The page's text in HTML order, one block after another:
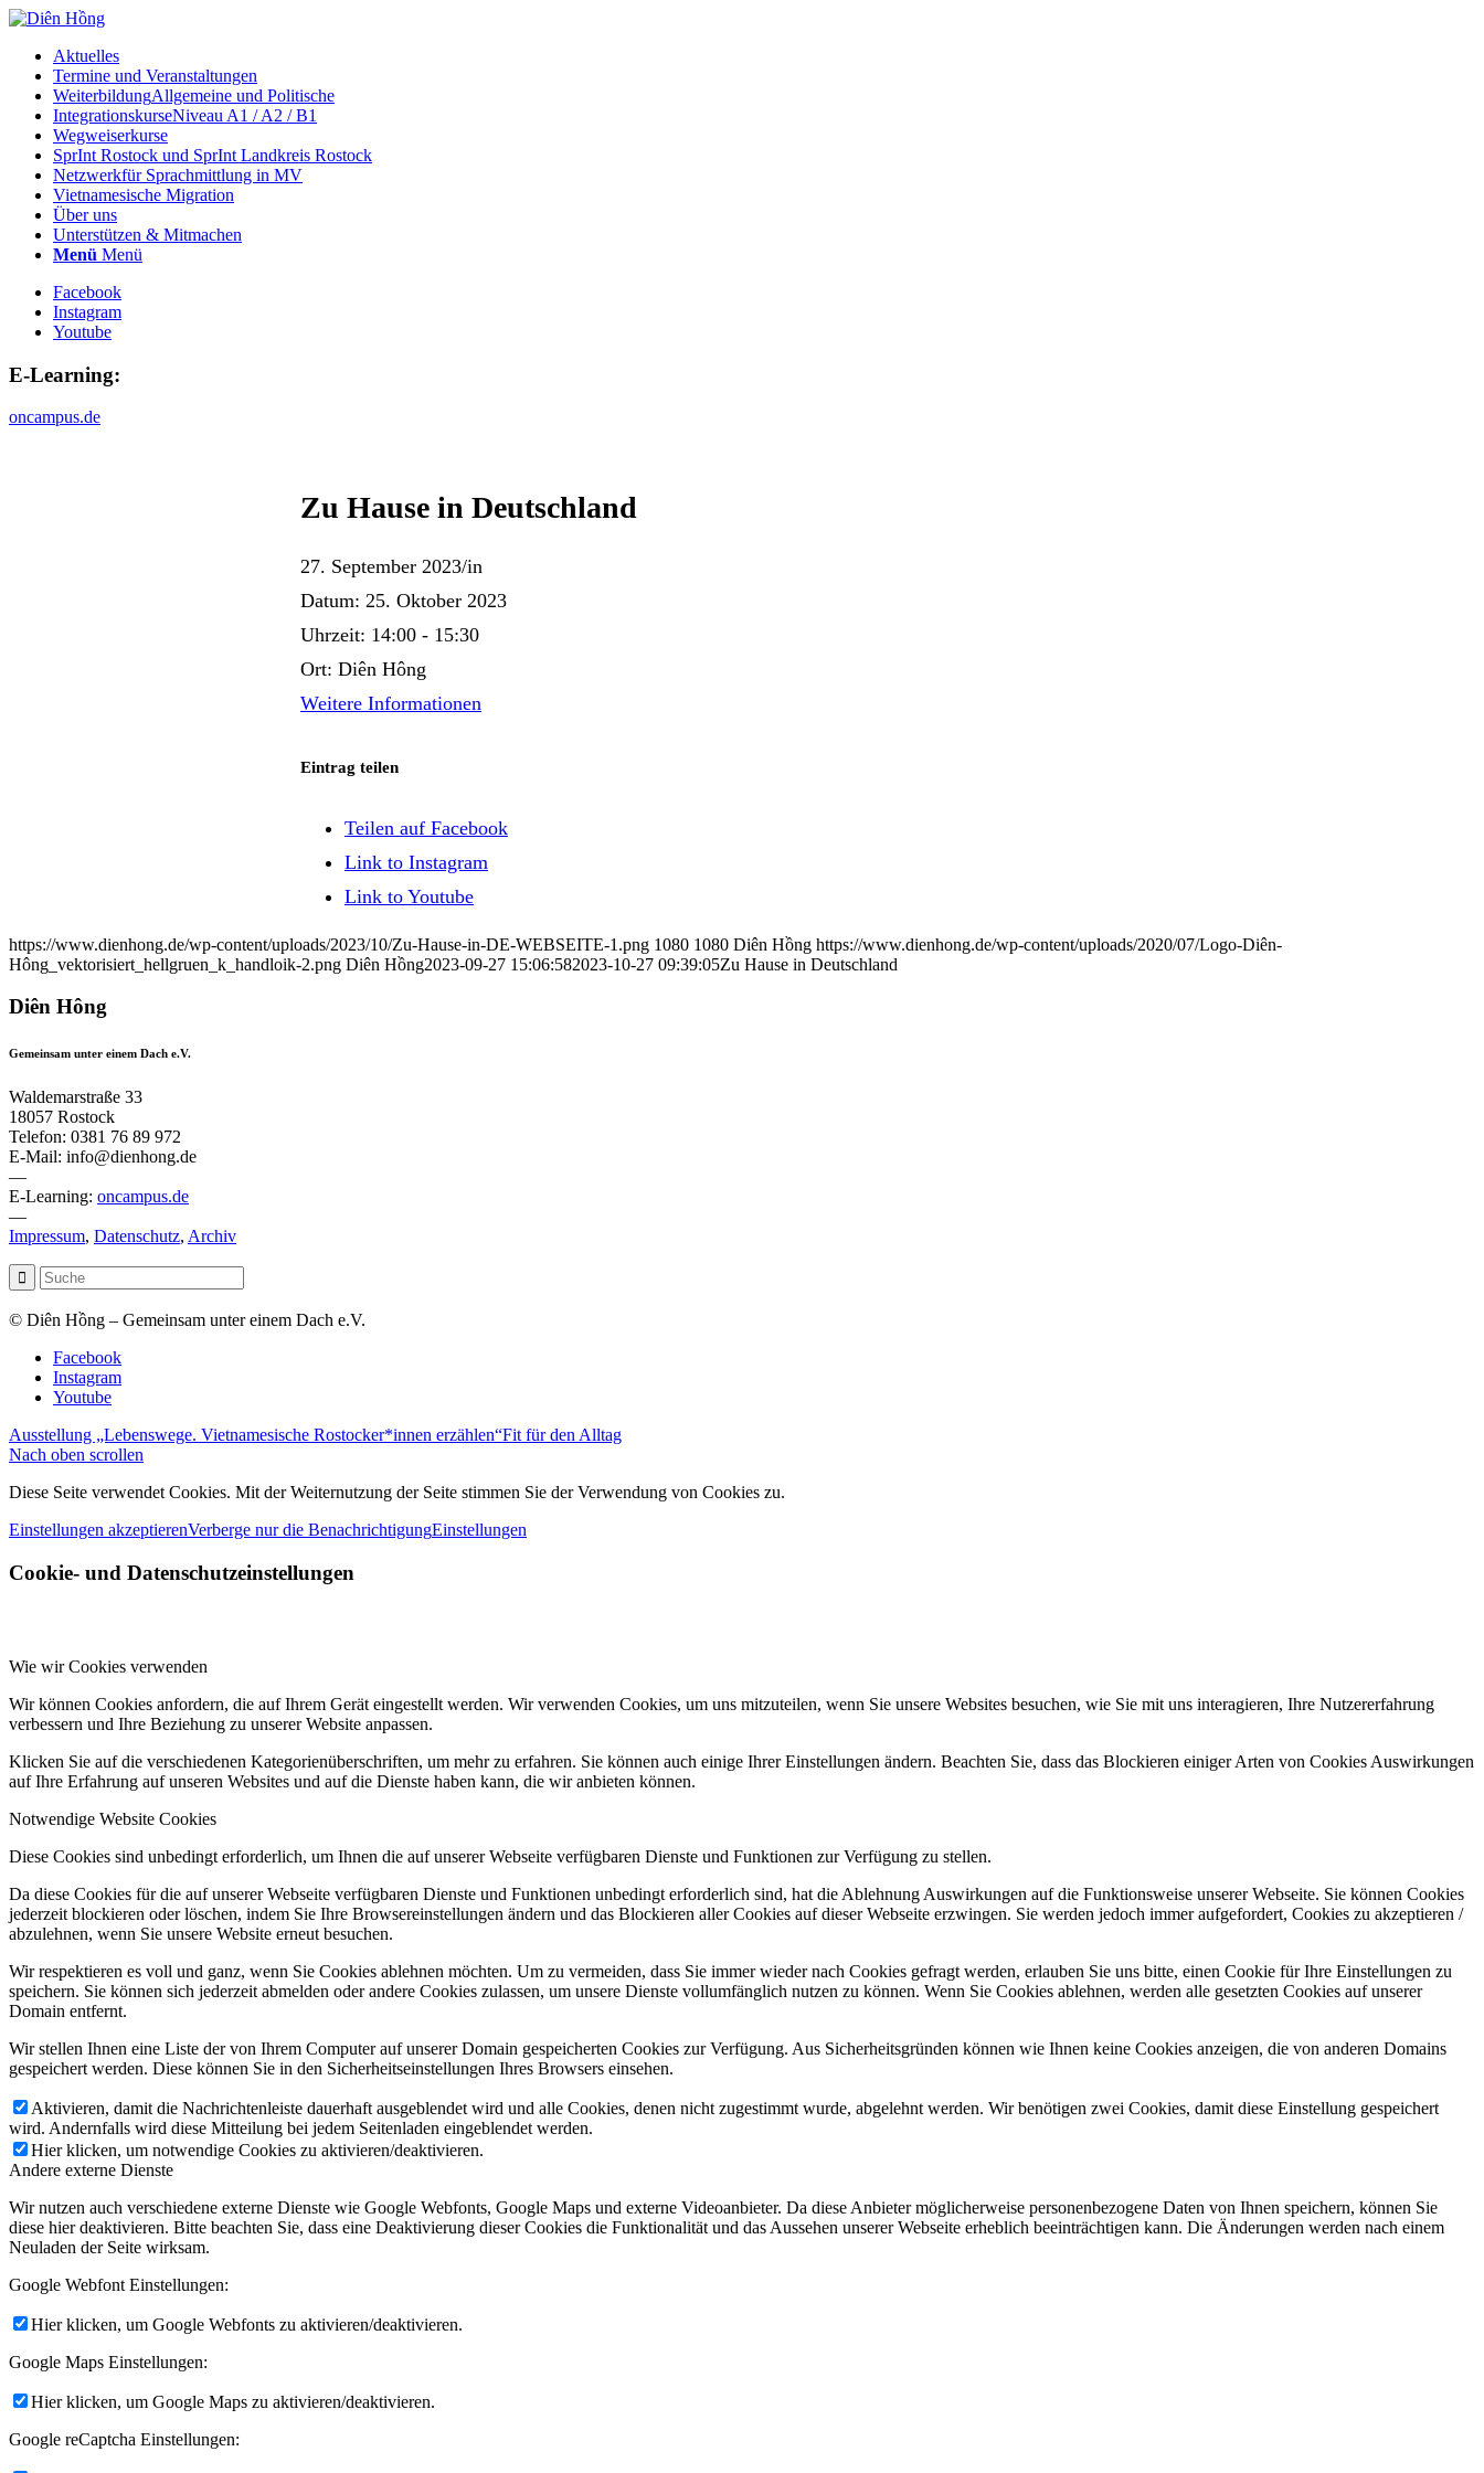
Aktuelles
Termine und Veranstaltungen
WeiterbildungAllgemeine und Politische
IntegrationskurseNiveau A1 / A2 / B1
Wegweiserkurse
SprInt Rostock und SprInt Landkreis Rostock
Netzwerkfür Sprachmittlung in MV
Vietnamesische Migration
Über uns
Unterstützen & Mitmachen
Menü Menü
Facebook
Instagram
Youtube
E-Learning:
oncampus.de
Zu Hause in Deutschland
27. September 2023/in
Datum: 25. Oktober 2023
Uhrzeit: 14:00 - 15:30
Ort: Diên Hông
Weitere Informationen
Eintrag teilen
Teilen auf Facebook
Link to Instagram
Link to Youtube
https://www.dienhong.de/wp-content/uploads/2023/10/Zu-Hause-in-DE-WEBSEITE-1.png 1080 1080 Diên Hồng https://www.dienhong.de/wp-content/uploads/2020/07/Logo-Diên-
Hông_vektorisiert_hellgruen_k_handloik-2.png Diên Hồng2023-09-27 15:06:582023-10-27 09:39:05Zu Hause in Deutschland
Diên Hông
Gemeinsam unter einem Dach e.V.
Waldemarstraße 33
18057 Rostock
Telefon: 0381 76 89 972
E-Mail: info@dienhong.de
—
E-Learning: oncampus.de
—
Impressum, Datenschutz, Archiv
© Diên Hồng – Gemeinsam unter einem Dach e.V.
Facebook
Instagram
Youtube
Ausstellung „Lebenswege. Vietnamesische Rostocker*innen erzählen“Fit für den Alltag
Nach oben scrollen
Diese Seite verwendet Cookies. Mit der Weiternutzung der Seite stimmen Sie der Verwendung von Cookies zu.
Einstellungen akzeptierenVerberge nur die BenachrichtigungEinstellungen
Cookie- und Datenschutzeinstellungen
Wie wir Cookies verwenden
Wir können Cookies anfordern, die auf Ihrem Gerät eingestellt werden. Wir verwenden Cookies, um uns mitzuteilen, wenn Sie unsere Websites besuchen, wie Sie mit uns interagieren, Ihre Nutzererfahrung
verbessern und Ihre Beziehung zu unserer Website anpassen.
Klicken Sie auf die verschiedenen Kategorienüberschriften, um mehr zu erfahren. Sie können auch einige Ihrer Einstellungen ändern. Beachten Sie, dass das Blockieren einiger Arten von Cookies Auswirkungen
auf Ihre Erfahrung auf unseren Websites und auf die Dienste haben kann, die wir anbieten können.
Notwendige Website Cookies
Diese Cookies sind unbedingt erforderlich, um Ihnen die auf unserer Webseite verfügbaren Dienste und Funktionen zur Verfügung zu stellen.
Da diese Cookies für die auf unserer Webseite verfügbaren Dienste und Funktionen unbedingt erforderlich sind, hat die Ablehnung Auswirkungen auf die Funktionsweise unserer Webseite. Sie können Cookies
jederzeit blockieren oder löschen, indem Sie Ihre Browsereinstellungen ändern und das Blockieren aller Cookies auf dieser Webseite erzwingen. Sie werden jedoch immer aufgefordert, Cookies zu akzeptieren /
abzulehnen, wenn Sie unsere Website erneut besuchen.
Wir respektieren es voll und ganz, wenn Sie Cookies ablehnen möchten. Um zu vermeiden, dass Sie immer wieder nach Cookies gefragt werden, erlauben Sie uns bitte, einen Cookie für Ihre Einstellungen zu
speichern. Sie können sich jederzeit abmelden oder andere Cookies zulassen, um unsere Dienste vollumfänglich nutzen zu können. Wenn Sie Cookies ablehnen, werden alle gesetzten Cookies auf unserer
Domain entfernt.
Wir stellen Ihnen eine Liste der von Ihrem Computer auf unserer Domain gespeicherten Cookies zur Verfügung. Aus Sicherheitsgründen können wie Ihnen keine Cookies anzeigen, die von anderen Domains
gespeichert werden. Diese können Sie in den Sicherheitseinstellungen Ihres Browsers einsehen.
Aktivieren, damit die Nachrichtenleiste dauerhaft ausgeblendet wird und alle Cookies, denen nicht zugestimmt wurde, abgelehnt werden. Wir benötigen zwei Cookies, damit diese Einstellung gespeichert
wird. Andernfalls wird diese Mitteilung bei jedem Seitenladen eingeblendet werden.
Hier klicken, um notwendige Cookies zu aktivieren/deaktivieren.
Andere externe Dienste
Wir nutzen auch verschiedene externe Dienste wie Google Webfonts, Google Maps und externe Videoanbieter. Da diese Anbieter möglicherweise personenbezogene Daten von Ihnen speichern, können Sie
diese hier deaktivieren. Bitte beachten Sie, dass eine Deaktivierung dieser Cookies die Funktionalität und das Aussehen unserer Webseite erheblich beeinträchtigen kann. Die Änderungen werden nach einem
Neuladen der Seite wirksam.
Google Webfont Einstellungen:
Hier klicken, um Google Webfonts zu aktivieren/deaktivieren.
Google Maps Einstellungen:
Hier klicken, um Google Maps zu aktivieren/deaktivieren.
Google reCaptcha Einstellungen: